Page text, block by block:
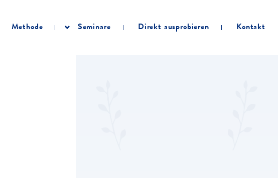
Methode Seminare Direkt ausprobieren Kontakt